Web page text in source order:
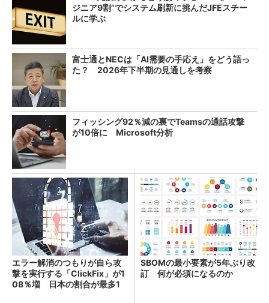
ジニア9割”でシステム刷新に挑んだJFEスチー
ルに学ぶ
富士通とNECは「AI需要の手応え」をどう語っ
た？ 2026年下半期の見通しを考察
フィッシング92％減の裏でTeamsの通話攻撃
が10倍に Microsoft分析
エラー解消のつもりが自ら攻
撃を実行する「ClickFix」が1
08％増 日本の割合が最多1
SBOMの最小要素が5年ぶり改
訂 何が必須になるのか